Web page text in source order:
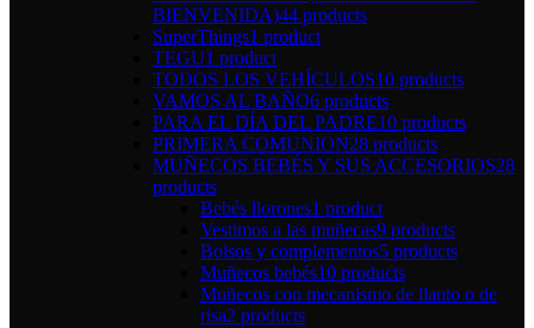
BIENVENIDA)44 products
SuperThings1 product
TEGU1 product
TODOS LOS VEHÍCULOS10 products
VAMOS AL BAÑO6 products
PARA EL DÍA DEL PADRE10 products
PRIMERA COMUNION28 products
MUÑECOS BEBÉS Y SUS ACCESORIOS28
products
Bebés llorones1 product
Vestimos a las muñecas9 products
Bolsos y complementos5 products
Muñecos bebés10 products
Muñecos con mecanismo de llanto o de
risa2 products